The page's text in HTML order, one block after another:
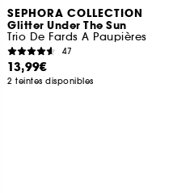
SEPHORA COLLECTION
Glitter Under The Sun
Trio De Fards A Paupières
47
13,99€
2 teintes disponibles